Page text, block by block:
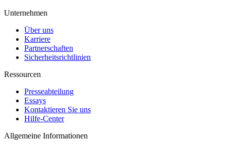
Unternehmen
Über uns
Karriere
Partnerschaften
Sicherheitsrichtlinien
Ressourcen
Presseabteilung
Essays
Kontaktieren Sie uns
Hilfe-Center
Allgemeine Informationen